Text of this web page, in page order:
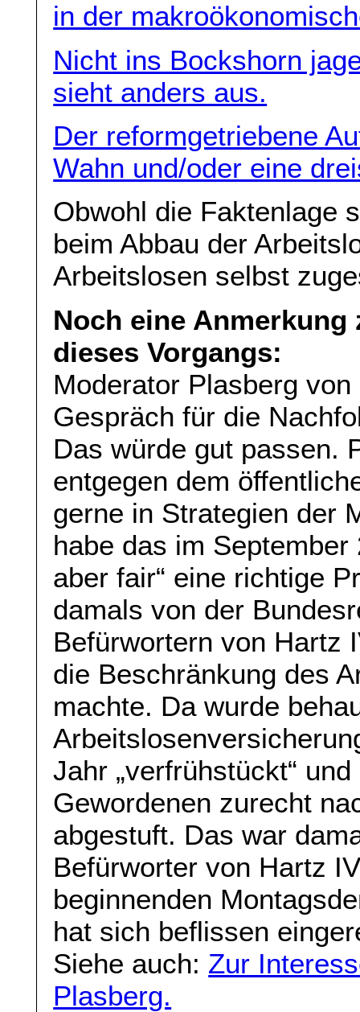
in der
Nicht ins Bockshorn
sieht anders aus.
Der reformgetriebene
Wahn und/oder eine
Obwohl die Faktenlage
beim Abbau der
Arbeitslosen selbst
Noch eine
dieses Vorgangs:
Moderator Plasberg von
Gespräch für die
Das würde gut passen.
entgegen dem
gerne in Strategien der
habe das im
aber fair“ eine richtige
damals von der
Befürwortern von Hartz
die Beschränkung des
machte. Da wurde
Jahr „verfrühstückt“
Gewordenen zurecht
abgestuft. Das war
Befürworter von Hartz
beginnenden
hat sich beflissen
Siehe auch: Zur
Plasberg.